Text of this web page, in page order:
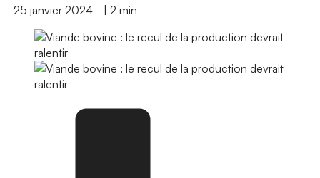
- 25 janvier 2024 - 2 min